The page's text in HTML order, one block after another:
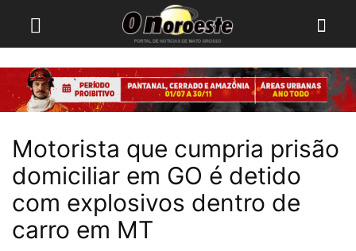
Motorista que cumpria prisão
domiciliar em GO é detido
com explosivos dentro de
carro em MT